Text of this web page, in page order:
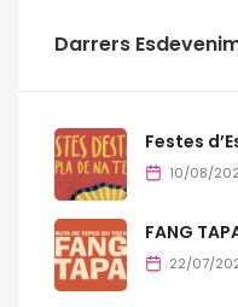
Darrers
Festes
10/08/
FANG
22/07/